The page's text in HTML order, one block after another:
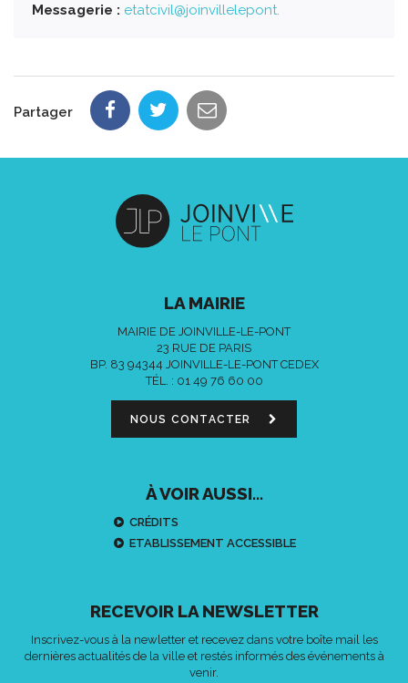
Messagerie : etatcivil@joinvillelepont.
Partager
LA MAIRIE
MAIRIE DE JOINVILLE-LE-PONT
23 RUE DE PARIS
BP. 83 94344 JOINVILLE-LE-PONT CEDEX
TÉL. : 01 49 76 60 00
NOUS CONTACTER
À VOIR AUSSI...
CRÉDITS
ETABLISSEMENT ACCESSIBLE
RECEVOIR LA NEWSLETTER
Inscrivez-vous à la newletter et recevez dans votre boîte mail les
dernières actualités de la ville et restés informés des événements à
venir.